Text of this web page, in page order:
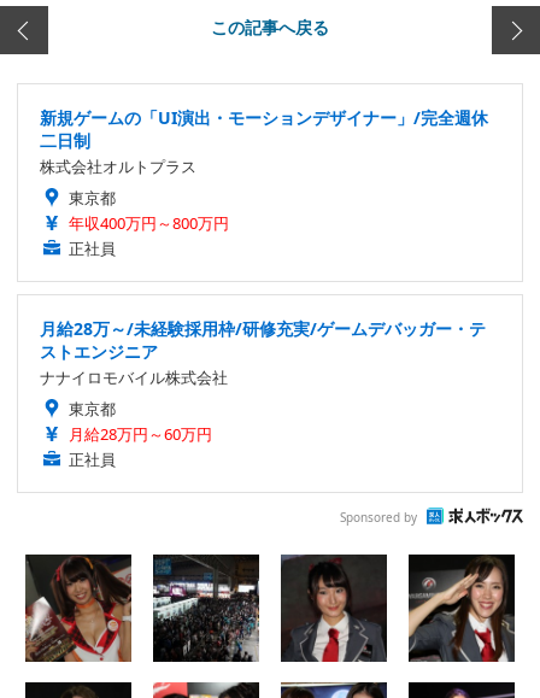
この記事へ戻る
新規ゲームの「UI演出・モーションデザイナー」/完全週休
二日制
株式会社オルトプラス
東京都
年収400万円～800万円
正社員
月給28万～/未経験採用枠/研修充実/ゲームデバッガー・テ
ストエンジニア
ナナイロモバイル株式会社
東京都
月給28万円～60万円
正社員
Sponsored by